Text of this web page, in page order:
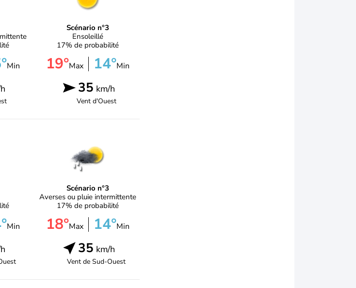
Min
Scénario n°3
Ensoleillé
17% de probabilité
19°Max 14°Min
35 km/h
Vent d'Ouest
Min
Scénario n°3
Averses ou pluie intermittente
17% de probabilité
18°Max 14°Min
35 km/h
Vent deSud-Ouest